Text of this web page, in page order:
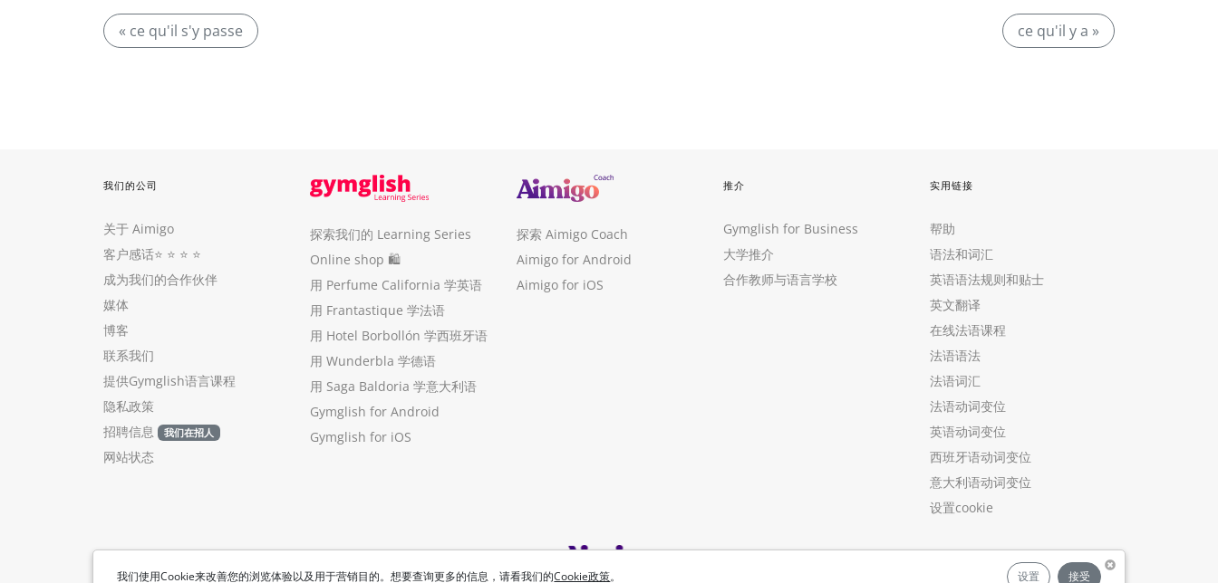
« ce qu'il s'y passe ce qu'il y a »
我们使用Cookie来改善您的浏览体验以及用于营销目的。想要查询更多的信息，请看我们的Cookie政策。 设置 接受
我们的公司
关于 Aimigo
客户感话⭐️ ⭐️ ⭐️ ⭐️
成为我们的合作伙伴
媒体
博客
联系我们
提供Gymglish语言课程
隐私政策
招聘信息
我们在招人
网站状态
探索我们的 Learning Series
Online shop 🛍
用 Perfume California 学英语
用 Frantastique 学法语
用 Hotel Borbollón 学西班牙语
用 Wunderbla 学德语
用 Saga Baldoria 学意大利语
Gymglish for Android
Gymglish for iOS
探索 Aimigo Coach
Aimigo for Android
Aimigo for iOS
推介
Gymglish for Business
大学推介
合作教师与语言学校
实用链接
帮助
语法和词汇
英语语法规则和贴士
英文翻译
在线法语课程
法语语法
法语词汇
法语动词变位
英语动词变位
西班牙语动词变位
意大利语动词变位
设置cookie